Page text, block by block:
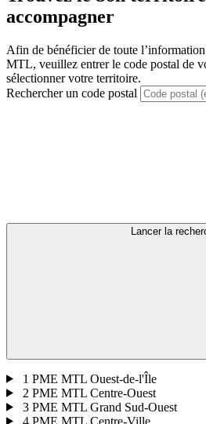
accompagner
Afin de bénéficier de toute
MTL, veuillez entrer le code postal de
sélectionner votre territoire.
Rechercher un code postal
Lancer la
1 PME MTL Ouest-de-l'Île
2 PME MTL Centre-Ouest
3 PME MTL Grand Sud-Ouest
4 PME MTL Centre-Ville